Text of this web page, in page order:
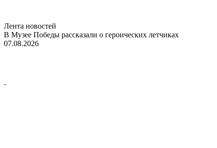
Лента новостей
В Музее Победы рассказали о героических летчиках
07.08.2026